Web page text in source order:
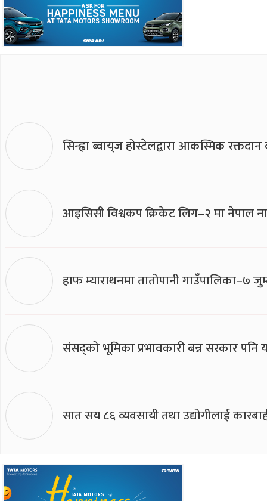
सिन्ह्वा ब्वाय्‌ज होस्टेलद्वारा आकस्मिक
आइसिसी विश्वकप क्रिकेट लिग–२ मा नेपाल
हाफ म्याराथनमा तातोपानी गाउँपालिका–७
संसद्को भूमिका प्रभावकारी बन्न सरकार पनि
सात सय ८६ व्यवसायी तथा उद्योगीलाई